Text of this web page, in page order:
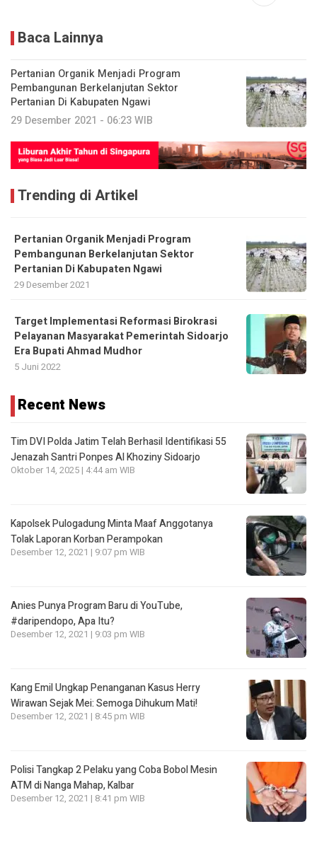
Baca Lainnya
Pertanian Organik Menjadi Program
Pembangunan Berkelanjutan Sektor
Pertanian Di Kabupaten Ngawi
29 Desember 2021 - 06:23 WIB
Trending di Artikel
Pertanian Organik Menjadi Program
Pembangunan Berkelanjutan Sektor
Pertanian Di Kabupaten Ngawi
29 Desember 2021
Target Implementasi Reformasi Birokrasi
Pelayanan Masyarakat Pemerintah Sidoarjo
Era Bupati Ahmad Mudhor
5 Juni 2022
Recent News
Tim DVI Polda Jatim Telah Berhasil Identifikasi 55
Jenazah Santri Ponpes Al Khoziny Sidoarjo
Oktober 14, 2025 | 4:44 am WIB
Kapolsek Pulogadung Minta Maaf Anggotanya
Tolak Laporan Korban Perampokan
Desember 12, 2021 | 9:07 pm WIB
Anies Punya Program Baru di YouTube,
#daripendopo, Apa Itu?
Desember 12, 2021 | 9:03 pm WIB
Kang Emil Ungkap Penanganan Kasus Herry
Wirawan Sejak Mei: Semoga Dihukum Mati!
Desember 12, 2021 | 8:45 pm WIB
Polisi Tangkap 2 Pelaku yang Coba Bobol Mesin
ATM di Nanga Mahap, Kalbar
Desember 12, 2021 | 8:41 pm WIB